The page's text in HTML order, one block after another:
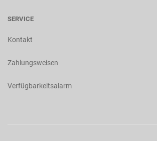
SERVICE
Kontakt
Zahlungsweisen
Verfügbarkeitsalarm